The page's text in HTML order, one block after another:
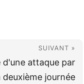
SUIVANT »
d'une attaque par
journée